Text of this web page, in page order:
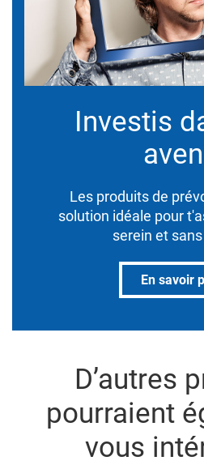
Investis
Les produits de
solution idéale pour
serein et
En savoir
D’autres
pourraient
vous